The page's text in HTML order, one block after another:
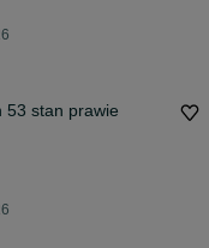
53 stan prawie